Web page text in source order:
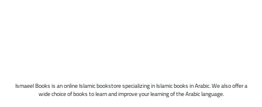
Ismaeel Books is an online Islamic bookstore specializing in Islamic books in Arabic. We also offer a
wide choice of books to learn and improve your learning of the Arabic language.